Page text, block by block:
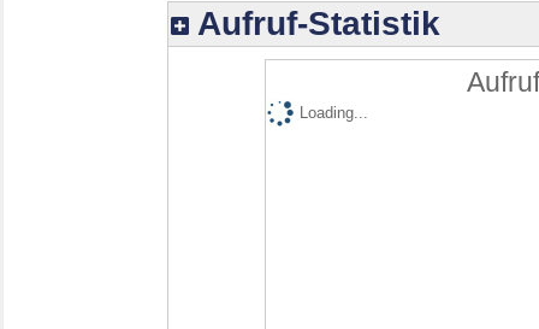
Aufruf-Statistik
Loading...